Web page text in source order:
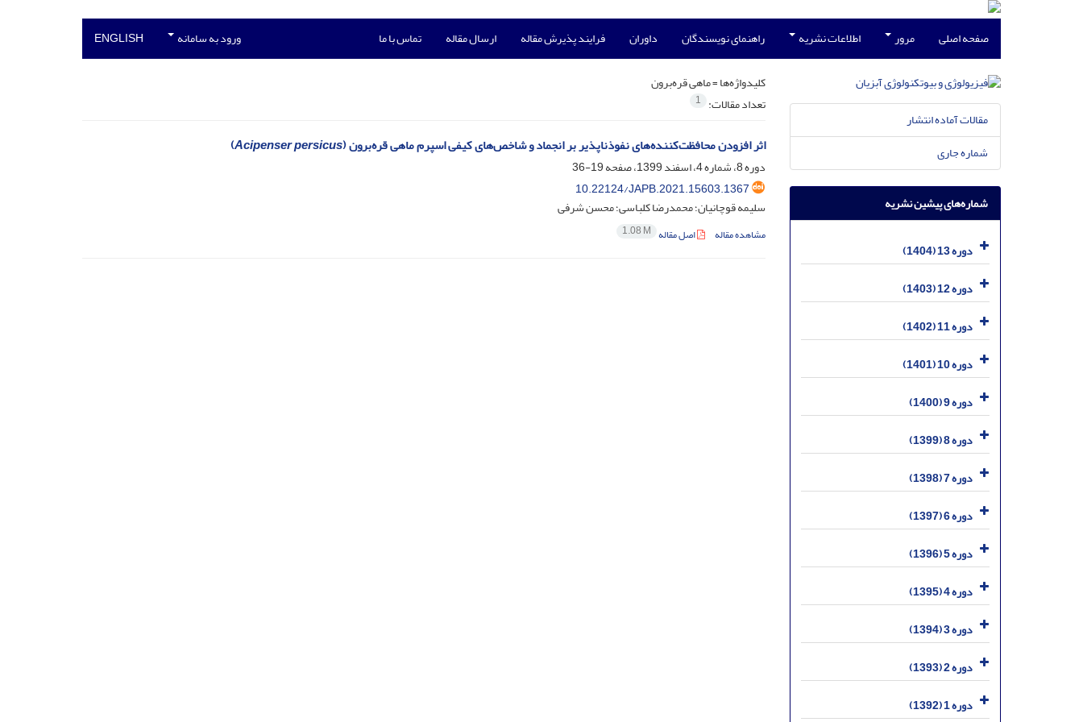
صفحه اصلی مرور اطلاعات نشریه راهنمای نویسندگان داوران فرایند پذیرش مقاله ارسال مقاله تماس با ما ورود به سامانه ENGLISH
کلیدواژه‌ها =ماهی قره‌برون
تعداد مقالات: 1
اثر افزودن محافظت‌کننده‌های نفوذناپذیر بر انجماد و شاخص‌های کیفی اسپرم ماهی قره‌برون (Acipenser persicus
)
دوره 8، شماره 4، اسفند 1399، صفحه
19-36
10.22124/JAPB.2021.15603.1367
سلیمه قوچانیان؛ محمدرضا کلباسی؛ محسن شرفی
مشاهده مقاله اصل مقاله 1.08 M
مقالات آماده انتشار
شماره جاری
شماره‌های پیشین نشریه
دوره 13 (1404)
دوره 12 (1403)
دوره 11 (1402)
دوره 10 (1401)
دوره 9 (1400)
دوره 8 (1399)
دوره 7 (1398)
دوره 6 (1397)
دوره 5 (1396)
دوره 4 (1395)
دوره 3 (1394)
دوره 2 (1393)
دوره 1 (1392)